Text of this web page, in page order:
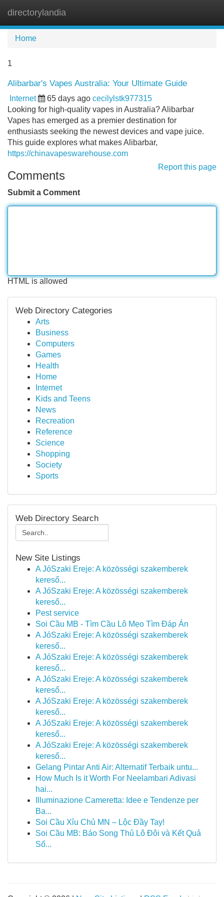
directorylandia
Home
1
Alibarbar's Vapes Australia: Your Ultimate Guide
Internet 65 days ago cecilylstk977315
Looking for high-quality vapes in Australia? Alibarbar
Vapes has emerged as a premier destination for
enthusiasts seeking the newest devices and vape juice.
This guide explores what makes Alibarbar,
https://chinavapeswarehouse.com
Report this page
Comments
Submit a Comment
HTML is allowed
Web Directory Categories
Arts
Business
Computers
Games
Health
Home
Internet
Kids and Teens
News
Recreation
Reference
Science
Shopping
Society
Sports
Web Directory Search
New Site Listings
A JóSzaki Ereje: A közösségi szakemberek
kereső...
A JóSzaki Ereje: A közösségi szakemberek
kereső...
Pest service
Soi Cầu MB - Tìm Cầu Lô Mẹo Tìm Đáp Án
A JóSzaki Ereje: A közösségi szakemberek
kereső...
A JóSzaki Ereje: A közösségi szakemberek
kereső...
A JóSzaki Ereje: A közösségi szakemberek
kereső...
A JóSzaki Ereje: A közösségi szakemberek
kereső...
A JóSzaki Ereje: A közösségi szakemberek
kereső...
A JóSzaki Ereje: A közösségi szakemberek
kereső...
Gelang Pintar Anti Air: Alternatif Terbaik untu...
How Much Is it Worth For Neelambari Adivasi
hai...
Illuminazione Cameretta: Idee e Tendenze per
Ba...
Soi Cầu Xỉu Chủ MN – Lộc Đầy Tay!
Soi Cầu MB: Báo Song Thủ Lô Đôi và Kết Quả
Số...